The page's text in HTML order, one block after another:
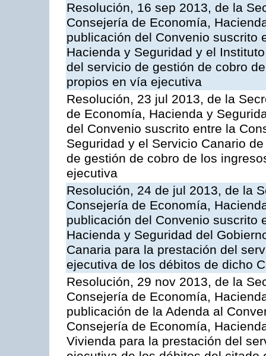
Resolución, 16 sep 2013, de la
Consejería de Economía,
publicación del Convenio suscrito
Hacienda y Seguridad y el
del servicio de gestión de cobro
propios en vía ejecutiva
Resolución, 23 jul 2013, de la
de Economía, Hacienda y
del Convenio suscrito entre la
Seguridad y el Servicio Canario
de gestión de cobro de los
ejecutiva
Resolución, 24 de jul 2013, de la
Consejería de Economía,
publicación del Convenio suscrito
Hacienda y Seguridad del
Canaria para la prestación del
ejecutiva de los débitos de dicho
Resolución, 29 nov 2013, de la
Consejería de Economía,
publicación de la Adenda al
Consejería de Economía,
Vivienda para la prestación del